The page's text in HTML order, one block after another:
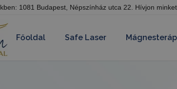
1081 Budapest, Népszínház utca 22. Hívjon
Főoldal Safe Laser